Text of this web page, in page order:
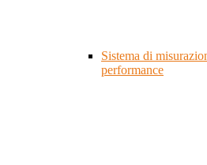
Sistema di
performance